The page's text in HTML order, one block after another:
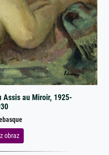
Assis au Miroir, 1925-
obraz